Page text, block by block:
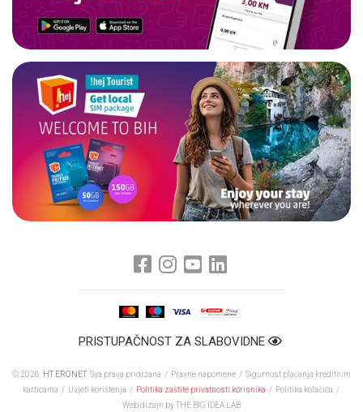
PRISTUPAČNOST ZA SLABOVIDNE
© 2026. HT ERONET. Sva prava pridržana / Pravne napomene / Sigurnost plaćanja kreditnim
karticama / Uvjeti korištenja / Politika zaštite privatnosti korisnika / Politika kolačića /
Web dizajn by THE BIG IDEA LAB